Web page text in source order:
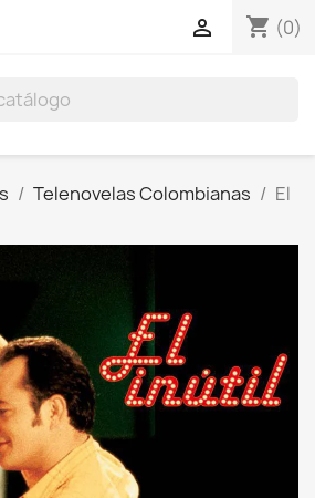
shopping_cart (0)

Telenovelas Colombianas
El